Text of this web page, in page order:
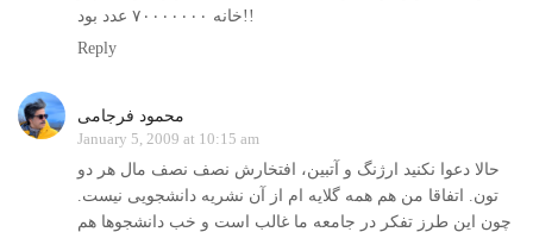
خانه ۷۰۰۰۰۰۰۰ عدد بود!!
Reply
محمود فرجامی
January 5, 2009 at 10:15 am
حالا دعوا نکنید ارژنگ و آتبین، افتخارش نصف نصف مال هر دو
تون. اتفاقا من هم همه گلایه ام از آن نشریه دانشجویی نیست.
چون این طرز تفکر در جامعه ما غالب است و خب دانشجوها هم